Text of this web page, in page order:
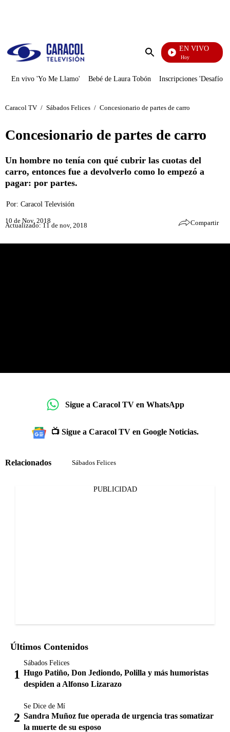
Enviar
EN VIVO
La Finca De Hoy
En vivo 'Yo Me Llamo' Bebé de Laura Tobón Inscripciones 'Desafío'
Caracol TV / Sábados Felices / Concesionario de partes de carro
Concesionario de partes de carro
Un hombre no tenía con qué cubrir las cuotas del
carro, entonces fue a devolverlo como lo empezó a
pagar: por partes.
Por: Caracol Televisión
10 de Nov, 2018
Actualizado: 11 de nov, 2018 Compartir
Sigue a Caracol TV en WhatsApp
📺 Sigue a Caracol TV en Google Noticias.
Relacionados Sábados Felices
PUBLICIDAD
Últimos Contenidos
Sábados Felices
Hugo Patiño, Don Jediondo, Polilla y más humoristas
despiden a Alfonso Lizarazo
Se Dice de Mí
Sandra Muñoz fue operada de urgencia tras somatizar
la muerte de su esposo